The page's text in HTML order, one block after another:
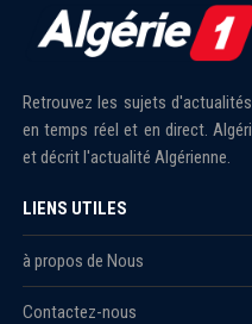
Retrouvez les sujets
en temps réel et en direct.
et décrit l'actualité Algérienne.
LIENS UTILES
à propos de Nous
Contactez-nous